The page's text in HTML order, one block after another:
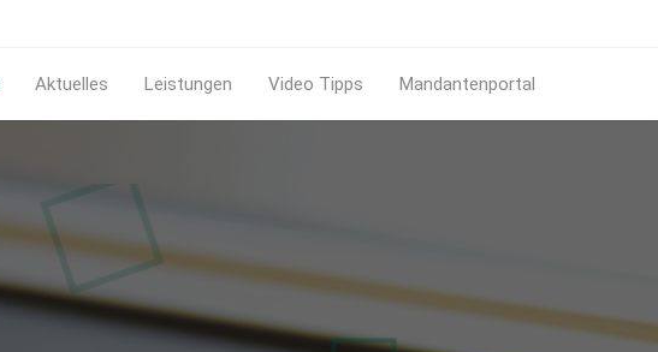
Aktuelles Leistungen Video Tipps Mandantenportal